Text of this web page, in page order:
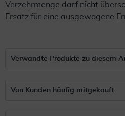
Verzehrmenge darf nicht
Ersatz für eine ausgewogene
Verwandte Produkte zu diesem
Von Kunden häufig mitgekauft